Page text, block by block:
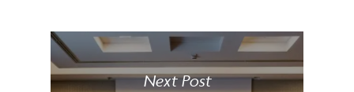
Next Post